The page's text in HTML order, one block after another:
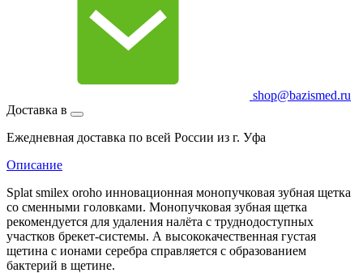
shop@bazismed.ru
Доставка в
Ежедневная доставка по всей России из г. Уфа
Описание
Splat smilex oroho инновационная монопучковая зубная щетка
со сменными головками. Монопучковая зубная щетка
рекомендуется для удаления налёта с труднодоступных
участков брекет-системы. А высококачественная густая
щетина с ионами серебра справляется с образованием
бактерий в щетине.